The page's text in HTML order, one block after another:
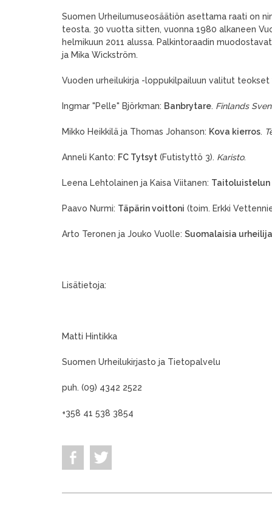
Suomen Urheilumuseosäätiön asettama raati on
teosta. 30 vuotta sitten, vuonna 1980 alkaneen
helmikuun 2011 alussa. Palkintoraadin
ja Mika Wickström.
Vuoden urheilukirja -loppukilpailuun valitut teokset
Ingmar "Pelle" Björkman: Banbrytare. Finlands
Mikko Heikkilä ja Thomas Johanson: Kova kierros.
Anneli Kanto: FC Tytsyt (Futistyttö 3). Karisto.
Leena Lehtolainen ja Kaisa Viitanen: Taitoluistelun
Paavo Nurmi: Täpärin voittoni (toim. Erkki
Arto Teronen ja Jouko Vuolle: Suomalaisia
Lisätietoja:
Matti Hintikka
Suomen Urheilukirjasto ja Tietopalvelu
puh. (09) 4342 2522
+358 41 538 3854